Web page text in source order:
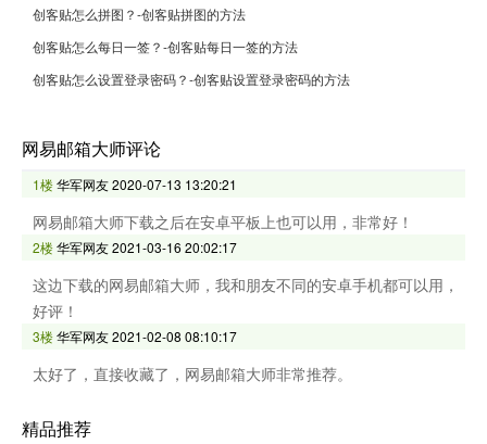
创客贴怎么拼图？-创客贴拼图的方法
创客贴怎么每日一签？-创客贴每日一签的方法
创客贴怎么设置登录密码？-创客贴设置登录密码的方法
网易邮箱大师评论
1楼华军网友2020-07-13 13:20:21
网易邮箱大师下载之后在安卓平板上也可以用，非常好！
2楼华军网友2021-03-16 20:02:17
这边下载的网易邮箱大师，我和朋友不同的安卓手机都可以用，
好评！
3楼华军网友2021-02-08 08:10:17
太好了，直接收藏了，网易邮箱大师非常推荐。
精品推荐